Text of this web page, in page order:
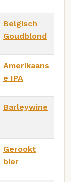
Belgisch
Goudblond
Amerikaans
e IPA
Barleywine
Gerookt
bier